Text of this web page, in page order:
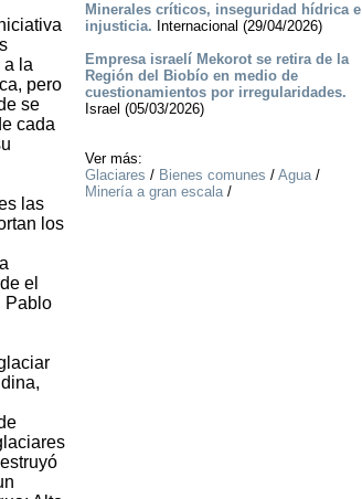
a la
pero
se
cada
las
los
el
Pablo
Minerales críticos, inseguridad hídrica e
injusticia. Internacional (29/04/2026)
Empresa israelí Mekorot se retira de la
Región del Biobío en medio de
cuestionamientos por irregularidades.
Israel (05/03/2026)
Ver más:
Glaciares / Bienes comunes / Agua/
Minería a gran escala/